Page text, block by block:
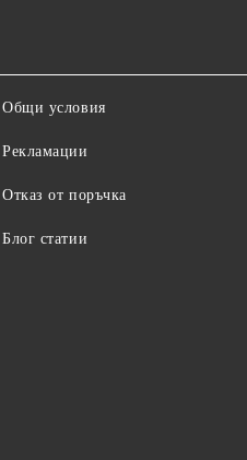
Общи условия
Рекламации
Отказ от поръчка
Блог статии